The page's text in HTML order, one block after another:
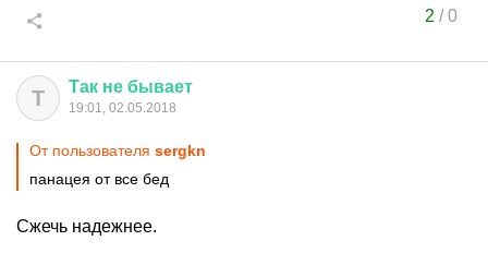
2 /0
Т Так не бывает
19:01, 02.05.2018
От пользователя sergkn
панацея от все бед
Сжечь надежнее.